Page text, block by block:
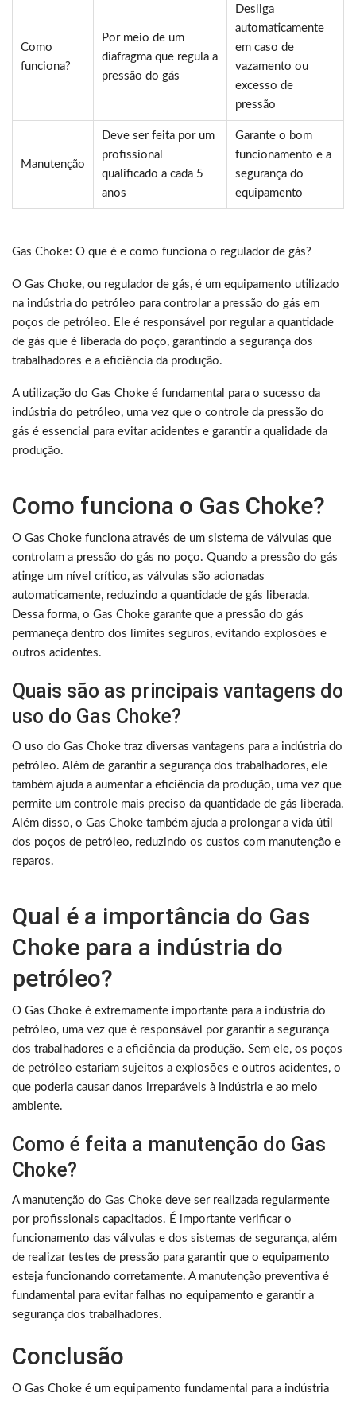
Como
funciona?
Por meio de um
diafragma que regula a
pressão do gás
Desliga
automaticamente
em caso de
vazamento ou
excesso de
pressão
Manutenção
Deve ser feita por um
profissional
qualificado a cada 5
anos
Garante o bom
funcionamento e a
segurança do
equipamento
Gas Choke: O que é e como funciona o regulador de gás?
O Gas Choke, ou regulador de gás, é um equipamento utilizado
na indústria do petróleo para controlar a pressão do gás em
poços de petróleo. Ele é responsável por regular a quantidade
de gás que é liberada do poço, garantindo a segurança dos
trabalhadores e a eficiência da produção.
A utilização do Gas Choke é fundamental para o sucesso da
indústria do petróleo, uma vez que o controle da pressão do
gás é essencial para evitar acidentes e garantir a qualidade da
produção.
Como funciona o Gas Choke?
O Gas Choke funciona através de um sistema de válvulas que
controlam a pressão do gás no poço. Quando a pressão do gás
atinge um nível crítico, as válvulas são acionadas
automaticamente, reduzindo a quantidade de gás liberada.
Dessa forma, o Gas Choke garante que a pressão do gás
permaneça dentro dos limites seguros, evitando explosões e
outros acidentes.
Quais são as principais vantagens do
uso do Gas Choke?
O uso do Gas Choke traz diversas vantagens para a indústria do
petróleo. Além de garantir a segurança dos trabalhadores, ele
também ajuda a aumentar a eficiência da produção, uma vez que
permite um controle mais preciso da quantidade de gás liberada.
Além disso, o Gas Choke também ajuda a prolongar a vida útil
dos poços de petróleo, reduzindo os custos com manutenção e
reparos.
Qual é a importância do Gas
Choke para a indústria do
petróleo?
O Gas Choke é extremamente importante para a indústria do
petróleo, uma vez que é responsável por garantir a segurança
dos trabalhadores e a eficiência da produção. Sem ele, os poços
de petróleo estariam sujeitos a explosões e outros acidentes, o
que poderia causar danos irreparáveis à indústria e ao meio
ambiente.
Como é feita a manutenção do Gas
Choke?
A manutenção do Gas Choke deve ser realizada regularmente
por profissionais capacitados. É importante verificar o
funcionamento das válvulas e dos sistemas de segurança, além
de realizar testes de pressão para garantir que o equipamento
esteja funcionando corretamente. A manutenção preventiva é
fundamental para evitar falhas no equipamento e garantir a
segurança dos trabalhadores.
Conclusão
O Gas Choke é um equipamento fundamental para a indústria